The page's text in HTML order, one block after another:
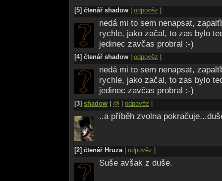
Copak to jde?!
Takhle se vznášet?
Do smutků nedávných
Radosti vnášet..!
Nepřijde trest?
Nečeká za rohem
Zaťatá pěst?
Neboj se, holčičko..
Vlčí máš původ
Přec nemáš k obavám
Jediný důvod
Ty nejsi ta
Kdo bát by se měl..
Co říci závěrem..?
To Osud to chtěl..
[5] čtenář shadow odpověz
nedá mi to sem nenapsat,
rychle, jako začal, to zas bylo
jedinec zavčas probral :-)
[4] čtenář shadow odpověz
nedá mi to sem nenapsat,
rychle, jako začal, to zas bylo
jedinec zavčas probral :-)
[3] shadow @ odpověz
..a příběh zvolna
[2] čtenář Hruza| odpověz
Suše avšak z duše.